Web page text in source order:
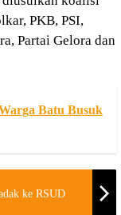
PKB, PSI,
Partai Gelora dan
Batu Busuk
ke RSUD